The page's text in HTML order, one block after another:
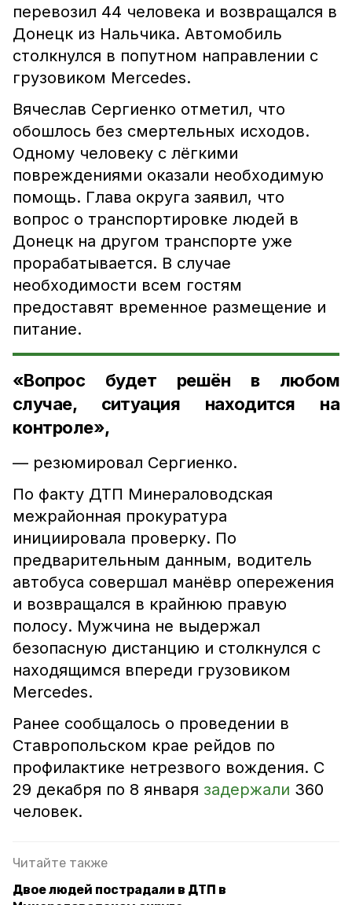
перевозил 44 человека и возвращался в
Донецк из Нальчика. Автомобиль
столкнулся в попутном направлении с
грузовиком Mercedes.
Вячеслав Сергиенко отметил, что
обошлось без смертельных исходов.
Одному человеку с лёгкими
повреждениями оказали необходимую
помощь. Глава округа заявил, что
вопрос о транспортировке людей в
Донецк на другом транспорте уже
прорабатывается. В случае
необходимости всем гостям
предоставят временное размещение и
питание.
«Вопрос будет решён в любом
случае, ситуация находится на
контроле»,
— резюмировал Сергиенко.
По факту ДТП Минераловодская
межрайонная прокуратура
инициировала проверку. По
предварительным данным, водитель
автобуса совершал манёвр опережения
и возвращался в крайнюю правую
полосу. Мужчина не выдержал
безопасную дистанцию и столкнулся с
находящимся впереди грузовиком
Mercedes.
Ранее сообщалось о проведении в
Ставропольском крае рейдов по
профилактике нетрезвого вождения. С
29 декабря по 8 января задержали 360
человек.
Читайте также
Двое людей пострадали в ДТП в